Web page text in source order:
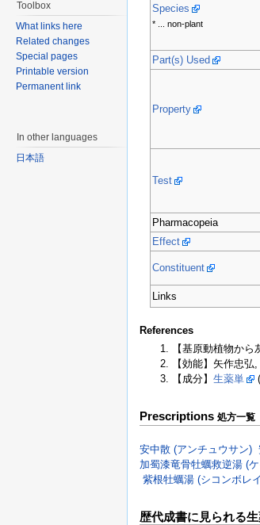
Species
* ... non-plant
Part(s) Used
Property
Test
Pharmacopeia
Effect
Constituent
Links
References
【基原動植物から
【効能】矢作忠
【成分】 生薬単 (
Prescriptions 処方一覧
安中散 (アンチュウサン)
加蜀漆竜骨牡蠣救逆湯 (
紫根牡蠣湯 (シコンボレ
歴代成書に見られる
Toolbox
What links here
Related changes
Special pages
Printable version
Permanent link
In other languages
日本語